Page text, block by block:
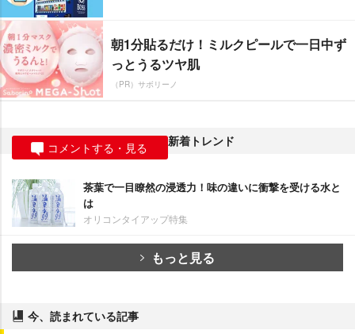
朝1分貼るだけ！ミルクピールで一日中ず
っとうるツヤ肌
（PR）サボリーノ
コメントする・見る 新着トレンド
茶葉で一目瞭然の浸透力！味の違いに衝撃を受ける水と
は
オリコンタイアップ特集
もっと見る
今、読まれている記事